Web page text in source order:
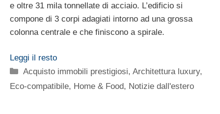
e oltre 31 mila tonnellate di acciaio. L’edificio si
compone di 3 corpi adagiati intorno ad una grossa
colonna centrale e che finiscono a spirale.
Leggi il resto
Categorie
Acquisto immobili prestigiosi,Architettura luxury,
Eco-compatibile, Home & Food, Notizie dall'estero